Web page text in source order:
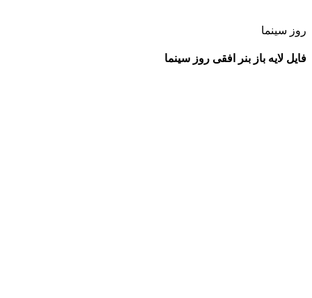
روز سینما
فایل لایه باز بنر افقی روز سینما